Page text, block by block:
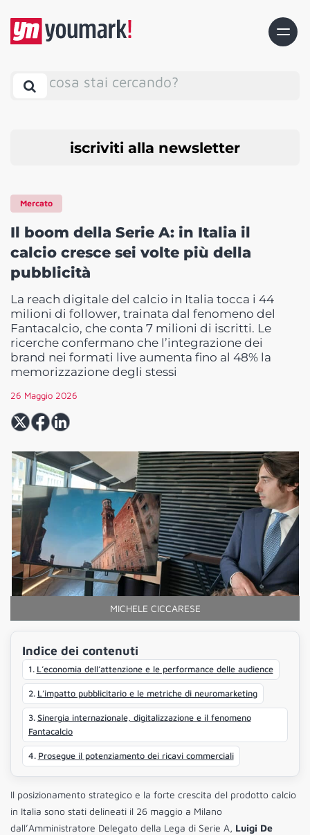
cosa stai cercando?
iscriviti alla newsletter
Mercato
Il boom della Serie A: in Italia il
calcio cresce sei volte più della
pubblicità
La reach digitale del calcio in Italia tocca i 44
milioni di follower, trainata dal fenomeno del
Fantacalcio, che conta 7 milioni di iscritti. Le
ricerche confermano che l’integrazione dei
brand nei formati live aumenta fino al 48% la
memorizzazione degli stessi
26 Maggio 2026
MICHELE CICCARESE
Indice dei contenuti
L’economia dell’attenzione e le performance delle audience
L’impatto pubblicitario e le metriche di neuromarketing
Sinergia internazionale, digitalizzazione e il fenomeno
Fantacalcio
Prosegue il potenziamento dei ricavi commerciali
Il posizionamento strategico e la forte crescita del prodotto calcio
in Italia sono stati delineati il 26 maggio a Milano
dall’Amministratore Delegato della Lega di Serie A, Luigi De